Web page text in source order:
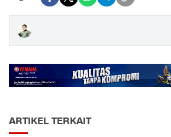
ARTIKEL TERKAIT